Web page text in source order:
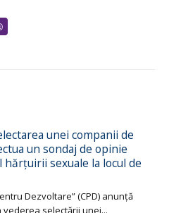
unei companii de
un sondaj de opinie
sexuale la locul de
Dezvoltare” (CPD) anunță
selectării unei...